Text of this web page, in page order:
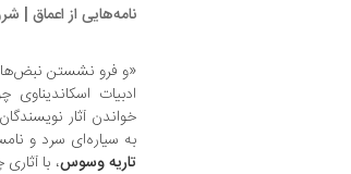
نامه‌هایی از اعماق |
«و فرو نشستن
ادبیات
خواندن آثار
به سیاره‌ای سرد و
تاریه وسوس، با